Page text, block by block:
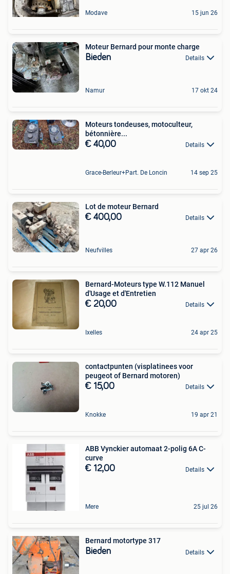
Modave 15 jun 26
Moteur Bernard pour monte charge
Bieden Details
Namur 17 okt 24
Moteurs tondeuses, motoculteur,
bétonnière...
€ 40,00 Details
Grace-Berleur+Part. De Loncin 14 sep 25
Lot de moteur Bernard
€ 400,00 Details
Neufvilles 27 apr 26
Bernard-Moteurs type W.112 Manuel
d'Usage et d'Entretien
€ 20,00 Details
Ixelles 24 apr 25
contactpunten (visplatinees voor
peugeot of Bernard motoren)
€ 15,00 Details
Knokke 19 apr 21
ABB Vynckier automaat 2-polig 6A C-
curve
€ 12,00 Details
Mere 25 jul 26
Bernard motortype 317
Bieden Details